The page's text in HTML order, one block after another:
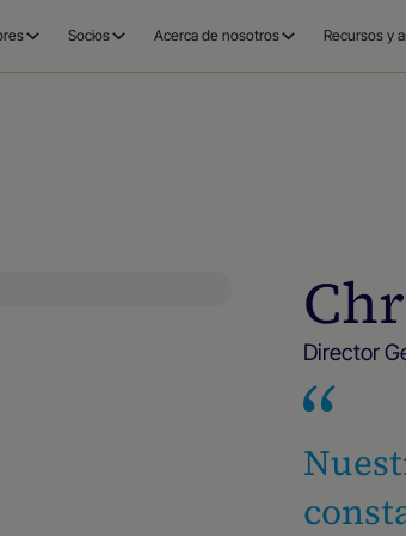
Socios Acerca de nosotros Recursos y
Director